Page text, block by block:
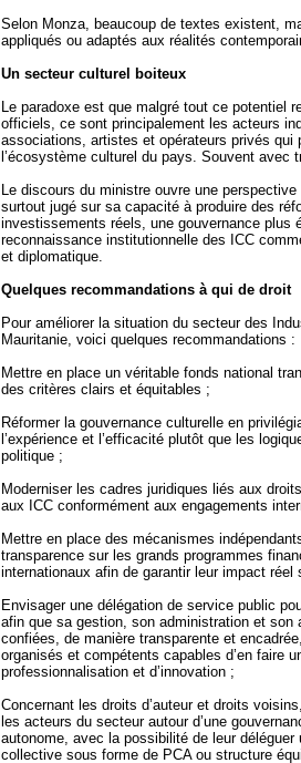
Selon Monza, beaucoup de textes existent,
appliqués ou adaptés aux réalités
Un secteur culturel boiteux
Le paradoxe est que malgré tout ce potentiel
officiels, ce sont principalement les acteurs
associations, artistes et opérateurs privés qui
l’écosystème culturel du pays. Souvent avec
Le discours du ministre ouvre une
surtout jugé sur sa capacité à produire des
investissements réels, une gouvernance plus
reconnaissance institutionnelle des ICC
et diplomatique.
Quelques recommandations à qui de droit
Pour améliorer la situation du secteur des
Mauritanie, voici quelques recommandations :
Mettre en place un véritable fonds national
des critères clairs et équitables ;
Réformer la gouvernance culturelle en
l’expérience et l’efficacité plutôt que les
politique ;
Moderniser les cadres juridiques liés aux
aux ICC conformément aux engagements
Mettre en place des mécanismes
transparence sur les grands programmes
internationaux afin de garantir leur impact réel
Envisager une délégation de service public
afin que sa gestion, son administration et son
confiées, de manière transparente et
organisés et compétents capables d’en faire
professionnalisation et d’innovation ;
Concernant les droits d’auteur et droits
les acteurs du secteur autour d’une
autonome, avec la possibilité de leur déléguer
collective sous forme de PCA ou structure